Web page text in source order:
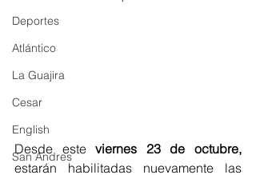
Deportes
Atlántico
La Guajira
Cesar
English
San Andres
Desde este viernes 23 de octubre,